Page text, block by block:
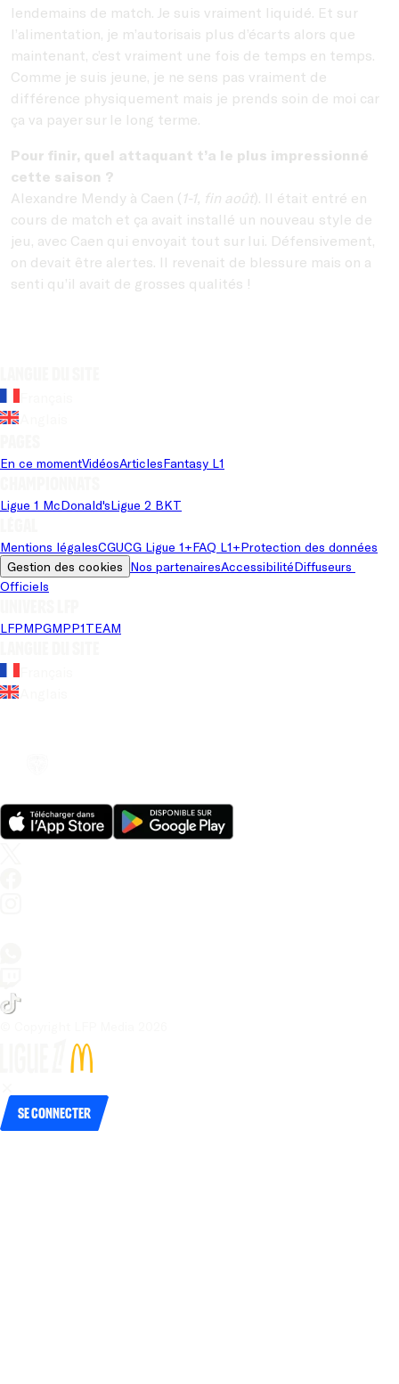
lendemains de match. Je suis vraiment liquidé. Et sur
l’alimentation, je m’autorisais plus d’écarts alors que
maintenant, c’est vraiment une fois de temps en temps.
Comme je suis jeune, je ne sens pas vraiment de
différence physiquement mais je prends soin de moi car
ça va payer sur le long terme.
Pour finir, quel attaquant t’a le plus impressionné
cette saison ?
Alexandre Mendy à Caen ( 1-1, fin août). Il était entré en
cours de match et ça avait installé un nouveau style de
jeu, avec Caen qui envoyait tout sur lui. Défensivement,
on devait être alertes. Il revenait de blessure mais on a
senti qu’il avait de grosses qualités !
En ce momentVidéosArticlesFantasy L1
Ligue 1 McDonald'sLigue 2 BKT
Mentions légalesCGUCG Ligue 1+FAQ L1+Protection des données
Gestion des cookies Nos partenairesAccessibilitéDiffuseurs
Officiels
LFPMPGMPP1TEAM
Se connecter